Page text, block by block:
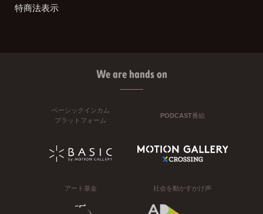
特商法表示
We are hands on
ベーシックインカム
プラットフォーム
PODCAST番組
アート基金 社会を動かすかけ声